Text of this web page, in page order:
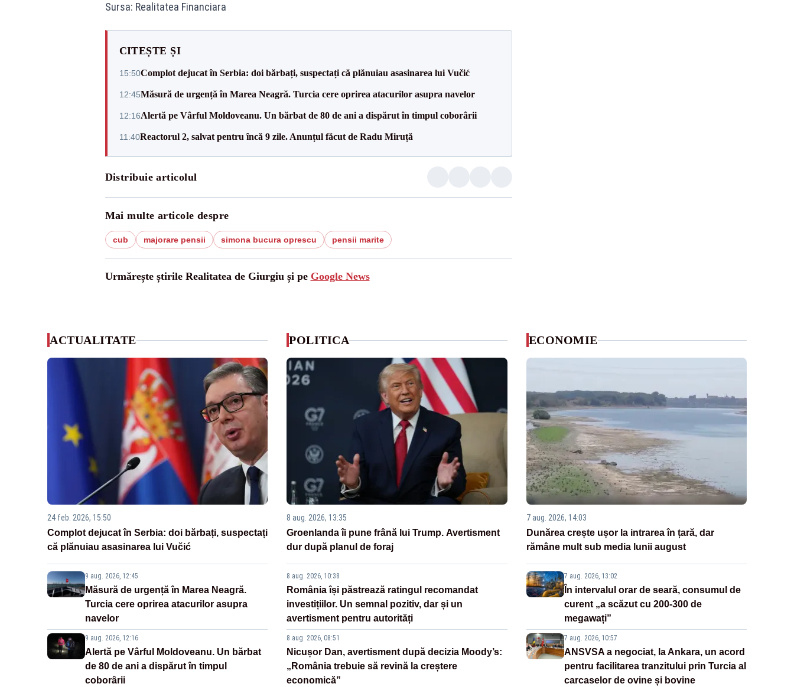
Sursa: Realitatea Financiara
CITEȘTE ȘI
15:50Complot dejucat în Serbia: doi bărbați, suspectați că plănuiau asasinarea lui Vučić
12:45Măsură de urgență în Marea Neagră. Turcia cere oprirea atacurilor asupra navelor
12:16Alertă pe Vârful Moldoveanu. Un bărbat de 80 de ani a dispărut în timpul coborârii
11:40Reactorul 2, salvat pentru încă 9 zile. Anunțul făcut de Radu Miruță
Distribuie articolul
Mai multe articole despre
cub majorare pensii simona bucura oprescu pensii marite
Urmărește știrile Realitatea de Giurgiu și pe Google News
ACTUALITATE
24 feb. 2026, 15:50
Complot dejucat în Serbia: doi bărbați, suspectați
că plănuiau asasinarea lui Vučić
9 aug. 2026, 12:45
Măsură de urgență în Marea Neagră.
Turcia cere oprirea atacurilor asupra
navelor
9 aug. 2026, 12:16
Alertă pe Vârful Moldoveanu. Un bărbat
de 80 de ani a dispărut în timpul
coborârii
POLITICA
8 aug. 2026, 13:35
Groenlanda îi pune frână lui Trump. Avertisment
dur după planul de foraj
8 aug. 2026, 10:38
România își păstrează ratingul recomandat
investițiilor. Un semnal pozitiv, dar și un
avertisment pentru autorități
8 aug. 2026, 08:51
Nicușor Dan, avertisment după decizia Moody’s:
„România trebuie să revină la creștere
economică”
ECONOMIE
7 aug. 2026, 14:03
Dunărea crește ușor la intrarea în țară, dar
rămâne mult sub media lunii august
7 aug. 2026, 13:02
În intervalul orar de seară, consumul de
curent „a scăzut cu 200-300 de
megawați”
7 aug. 2026, 10:57
ANSVSA a negociat, la Ankara, un acord
pentru facilitarea tranzitului prin Turcia al
carcaselor de ovine și bovine